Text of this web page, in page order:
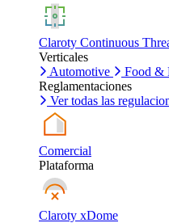
Claroty Continuous
Verticales
Automotive
Food &
Reglamentaciones
Ver todas las
Comercial
Plataforma
Claroty xDome